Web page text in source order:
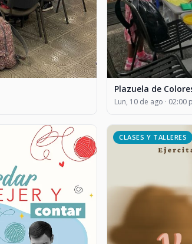
Plazuela de
Lun, 10 de ago · 02:00
CLASES Y TALLERES